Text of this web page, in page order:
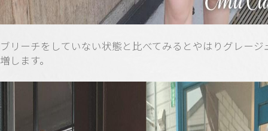
ブリーチをしていない状態と比べてみるとやはりグレージ
増します。